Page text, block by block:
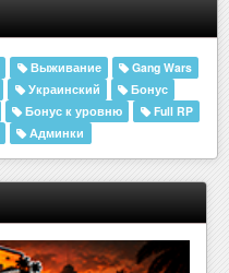
Выживание
Gang Wars
Украинский
Бонус
Бонус к уровню
Full RP
Админки